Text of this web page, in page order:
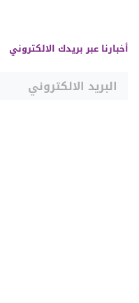
أخبارنا عبر بريدك الالكتروني